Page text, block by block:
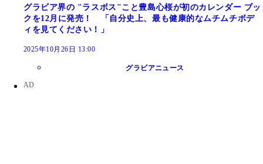
グラビア界の "ラスボス"こと豊島心桜が初のカレンダー ブッ
クを12月に発売！ 「自分史上、最も健康的なムチムチボデ
ィを見てください！」
2025年10月26日 13:00
グラビアニュース